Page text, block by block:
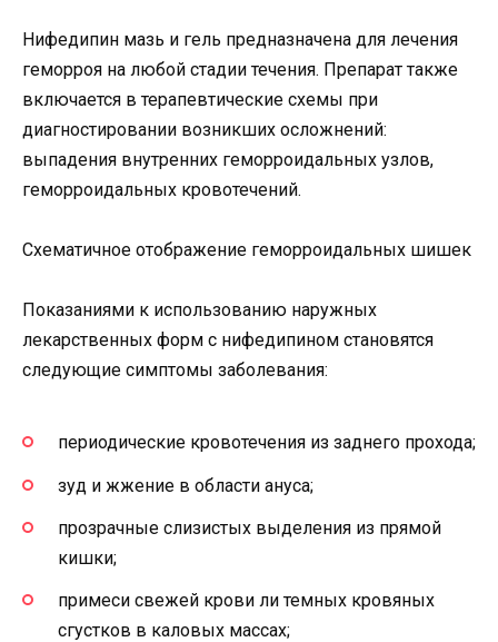
Нифедипин мазь и гель предназначена для лечения
геморроя на любой стадии течения. Препарат также
включается в терапевтические схемы при
диагностировании возникших осложнений:
выпадения внутренних геморроидальных узлов,
геморроидальных кровотечений.
Схематичное отображение геморроидальных шишек
Показаниями к использованию наружных
лекарственных форм с нифедипином становятся
следующие симптомы заболевания:
периодические кровотечения из заднего прохода;
зуд и жжение в области ануса;
прозрачные слизистых выделения из прямой
кишки;
примеси свежей крови ли темных кровяных
сгустков в каловых массах;